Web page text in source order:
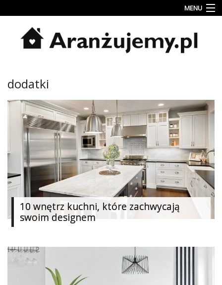
MENU
Inspiracje
wnętrz
Jesienne
dekoracje
Konkursy
Najlepsze
Kategorie
Dodaj
«
Dodaj
Dodaj
galerię
dodatki
10 wnętrz kuchni, które zachwycają
swoim designem